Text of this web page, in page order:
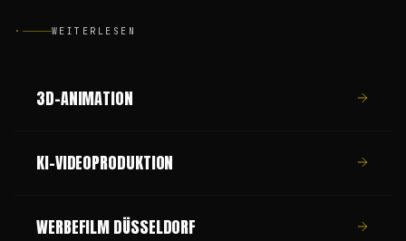
· WEITERLESEN
3D-ANIMATION
KI-VIDEOPRODUKTION
WERBEFILM DÜSSELDORF